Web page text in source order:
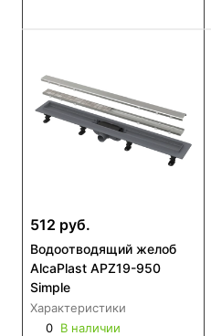
512 руб.
Водоотводящий желоб
AlcaPlast APZ19-950
Simple
Характеристики
0 В наличии